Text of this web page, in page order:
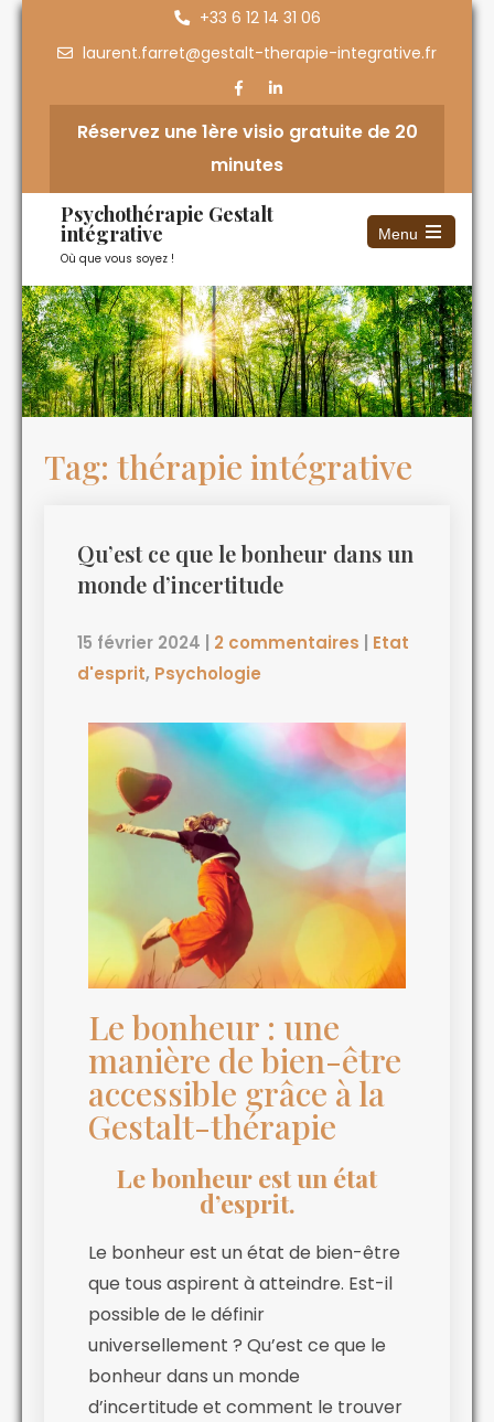
+33 6 12 14 31 06
laurent.farret@gestalt-therapie-integrative.fr
Réservez une 1ère visio gratuite de 20
minutes
Psychothérapie Gestalt
intégrative
Où que vous soyez !
Menu
Tag: thérapie intégrative
Qu’est ce que le bonheur dans un
monde d’incertitude
15 février 2024 2 commentaires
Etat
d'esprit, Psychologie
Le bonheur : une
manière de bien-être
accessible grâce à la
Gestalt-thérapie
Le bonheur est un état
d’esprit.
Le bonheur est un état de bien-être
que tous aspirent à atteindre. Est-il
possible de le définir
universellement ? Qu’est ce que le
bonheur dans un monde
d’incertitude et comment le trouver